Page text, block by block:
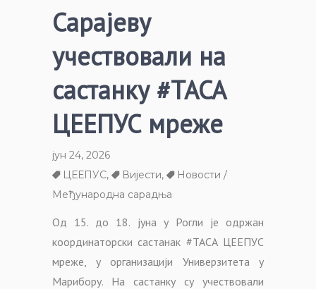
Сарајеву
учествовали на
састанку #ТАСА
ЦЕЕПУС мреже
јун 24, 2026
ЦЕЕПУС, Вијести,
Новости /
Међународна сарадња
Од 15. до 18. јуна у Рогли је одржан
координаторски састанак #ТАСА ЦЕЕПУС
мреже, у организацији Универзитета у
Марибору. На састанку су учествовали